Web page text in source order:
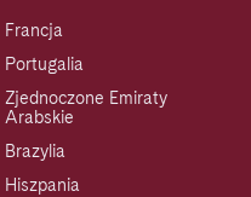
Francja
Portugalia
Zjednoczone Emiraty
Arabskie
Brazylia
Hiszpania